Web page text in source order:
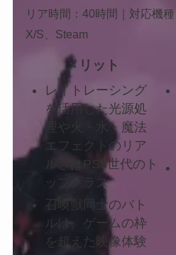
リア時間：40時間｜対応機
X/S、Steam
メリット
レイトレーシング
を活用した光源処
理や火・水・魔法
エフェクトのリア
ルさはPS5世代のト
ップクラス
召喚獣同士のバト
ルは、ゲームの枠
を超えた映像体験